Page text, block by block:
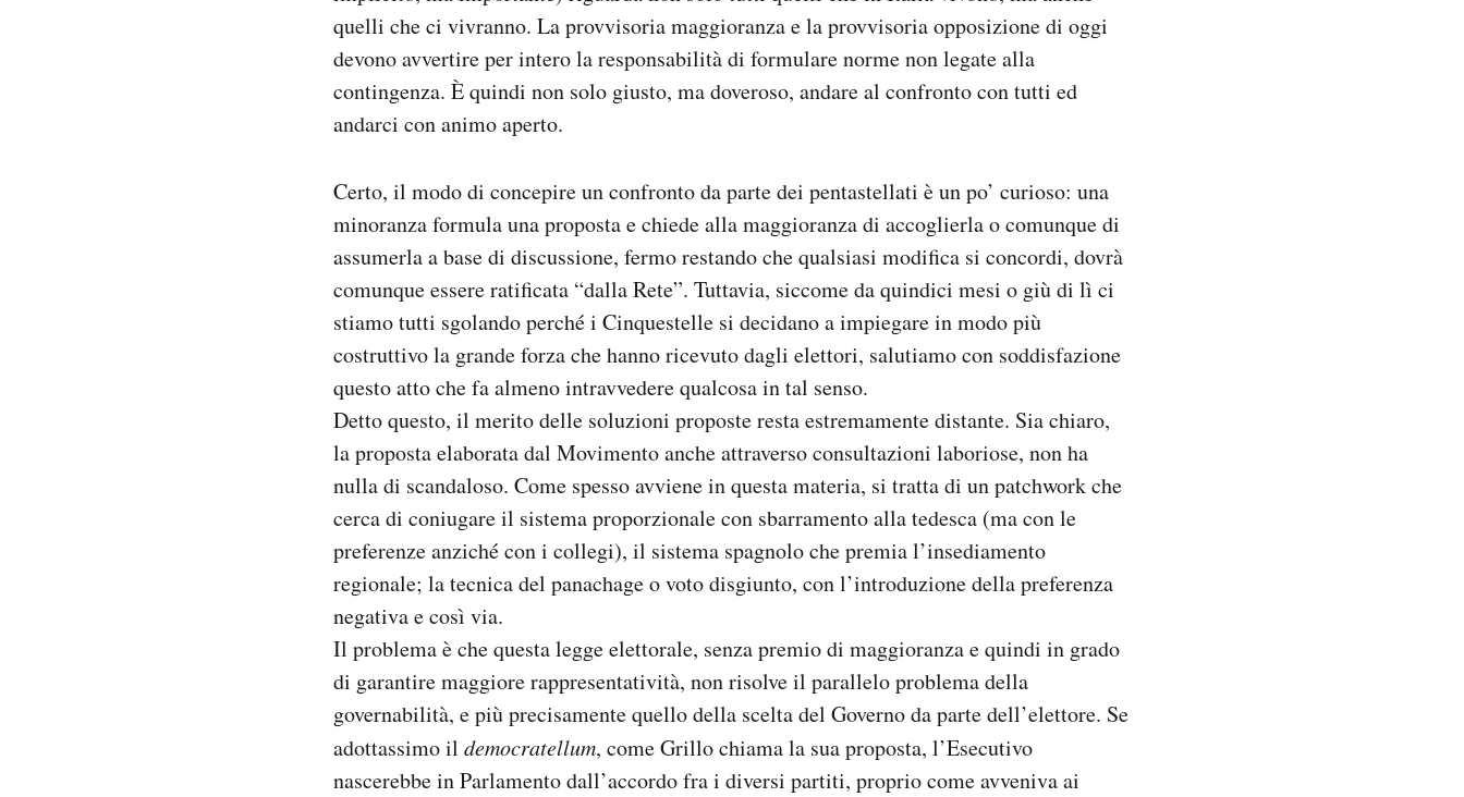
quelli che ci vivranno. La provvisoria maggioranza e la provvisoria opposizione di oggi
devono avvertire per intero la responsabilità di formulare norme non legate alla
contingenza. È quindi non solo giusto, ma doveroso, andare al confronto con tutti ed
andarci con animo aperto.
Certo, il modo di concepire un confronto da parte dei pentastellati è un po’ curioso: una
minoranza formula una proposta e chiede alla maggioranza di accoglierla o comunque di
assumerla a base di discussione, fermo restando che qualsiasi modifica si concordi, dovrà
comunque essere ratificata “dalla Rete”. Tuttavia, siccome da quindici mesi o giù di lì ci
stiamo tutti sgolando perché i Cinquestelle si decidano a impiegare in modo più
costruttivo la grande forza che hanno ricevuto dagli elettori, salutiamo con soddisfazione
questo atto che fa almeno intravvedere qualcosa in tal senso.
Detto questo, il merito delle soluzioni proposte resta estremamente distante. Sia chiaro,
la proposta elaborata dal Movimento anche attraverso consultazioni laboriose, non ha
nulla di scandaloso. Come spesso avviene in questa materia, si tratta di un patchwork che
cerca di coniugare il sistema proporzionale con sbarramento alla tedesca (ma con le
preferenze anziché con i collegi), il sistema spagnolo che premia l’insediamento
regionale; la tecnica del panachage o voto disgiunto, con l’introduzione della preferenza
negativa e così via.
Il problema è che questa legge elettorale, senza premio di maggioranza e quindi in grado
di garantire maggiore rappresentatività, non risolve il parallelo problema della
governabilità, e più precisamente quello della scelta del Governo da parte dell’elettore. Se
adottassimo il democratellum, come Grillo chiama la sua proposta, l’Esecutivo
nascerebbe in Parlamento dall’accordo fra i diversi partiti, proprio come avveniva ai